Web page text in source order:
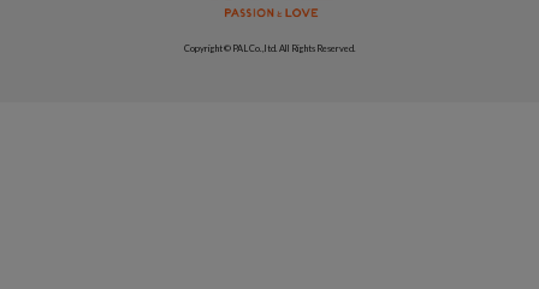
Copyright © PAL Co.,ltd. All Rights Reserved.